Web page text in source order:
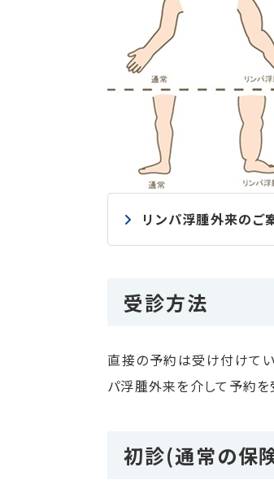
リンパ浮腫外来のご
受診方法
直接の予約は受け付けて
パ浮腫外来を介して予約を
初診(通常の保